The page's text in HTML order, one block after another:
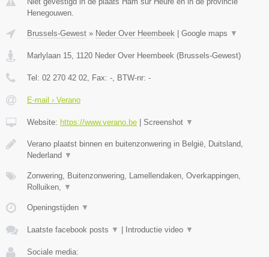
Henegouwen.
Brussels-Gewest » Neder Over Heembeek Google maps ▼
Marlylaan 15 1120 Neder Over Heembeek (Brussels-Gewest)
Tel: 02 270 42 02 , Fax: - , BTW-nr: -
E-mail › Verano
Website: https://www.verano.be Screenshot ▼
Verano plaatst binnen en buitenzonwering in België, Duitsland,
Nederland ▼
Zonwering, Buitenzonwering, Lamellendaken, Overkappingen,
Rolluiken,
▼
Openingstijden ▼
Laatste facebook posts ▼ Introductie video ▼
Sociale media: